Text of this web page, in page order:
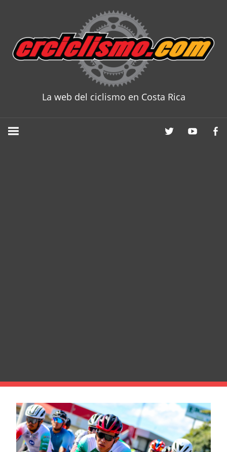
content
La web del ciclismo en Costa Rica